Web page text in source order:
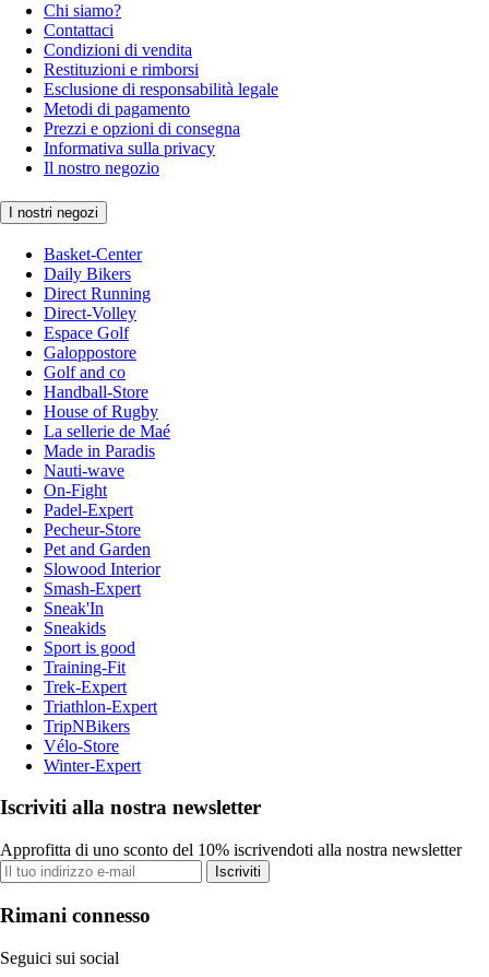
Chi siamo?
Contattaci
Condizioni di vendita
Restituzioni e rimborsi
Esclusione di responsabilità legale
Metodi di pagamento
Prezzi e opzioni di consegna
Informativa sulla privacy
Il nostro negozio
I nostri negozi
Basket-Center
Daily Bikers
Direct Running
Direct-Volley
Espace Golf
Galoppostore
Golf and co
Handball-Store
House of Rugby
La sellerie de Maé
Made in Paradis
Nauti-wave
On-Fight
Padel-Expert
Pecheur-Store
Pet and Garden
Slowood Interior
Smash-Expert
Sneak'In
Sneakids
Sport is good
Training-Fit
Trek-Expert
Triathlon-Expert
TripNBikers
Vélo-Store
Winter-Expert
Iscriviti alla nostra newsletter
Approfitta di uno sconto del 10% iscrivendoti alla nostra newsletter
Iscriviti
Rimani connesso
Seguici sui social